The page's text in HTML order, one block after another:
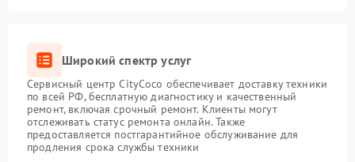
Широкий спектр услуг
Сервисный центр CityCoco обеспечивает доставку техники
по всей РФ, бесплатную диагностику и качественный
ремонт, включая срочный ремонт. Клиенты могут
отслеживать статус ремонта онлайн. Также
предоставляется постгарантийное обслуживание для
продления срока службы техники